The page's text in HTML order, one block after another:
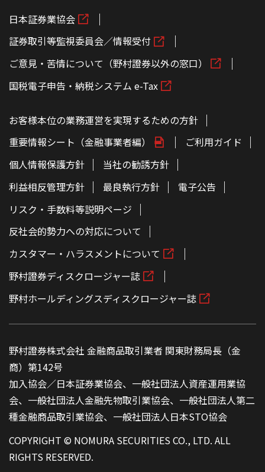
日本証券業協会
証券取引等監視委員会／情報受付
ご意見・苦情について（野村證券以外の窓口）
国税電子申告・納税システム e-Tax
お客様本位の業務運営を実現するための方針
重要情報シート（金融事業者編）
ご利用ガイド
個人情報保護方針
当社の勧誘方針
利益相反管理方針
最良執行方針
電子公告
リスク・手数料等説明ページ
反社会的勢力への対応について
カスタマー・ハラスメントについて
野村證券ディスクロージャー誌
野村ホールディングスディスクロージャー誌
野村證券株式会社 金融商品取引業者 関東財務局長（金
商）第142号
加入協会／日本証券業協会、一般社団法人資産運用業協
会、一般社団法人金融先物取引業協会、一般社団法人第二
種金融商品取引業協会、一般社団法人日本STO協会
COPYRIGHT © NOMURA SECURITIES CO., LTD. ALL
RIGHTS RESERVED.